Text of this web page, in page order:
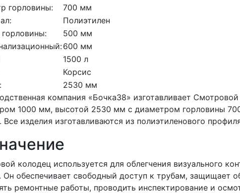
горловины:
700 мм
Полиэтилен
500 мм
600 мм
1500 л
Корсис
2530 мм
компания «Бочка38» изготавливает
1000 мм, высотой 2530 мм с диаметром горловины
изделия изготавливаются из полиэтиленового
колодец используется для облегчения визуального
Он обеспечивает свободный доступ к трубам, защищает
ремонтные работы, проводить инспектирование и